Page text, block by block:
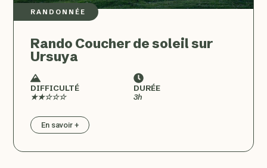
RANDONNÉE
Rando Coucher de soleil sur
Ursuya
DIFFICULTÉ
★★☆☆☆
DURÉE
3h
En savoir +